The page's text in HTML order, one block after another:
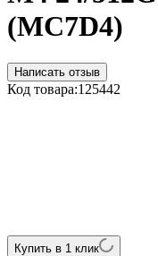
(MC7D4)
Написать отзыв
Код товара:125442
Купить в 1 клик